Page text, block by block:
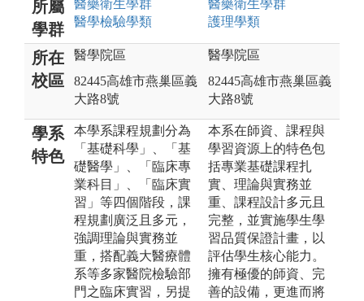
所屬
學群
醫藥衛生學群
醫學檢驗學類
醫藥衛生學群
護理學類
所在
校區
醫學院區
82445高雄市燕巢區義
大路8號
醫學院區
82445高雄市燕巢區義
大路8號
學系
特色
本學系課程規劃分為
「基礎科學」、「基
礎醫學」、「臨床專
業科目」、「臨床實
習」等四個階段，課
程規劃廣泛且多元，
強調理論與實務並
重，搭配義大醫療體
系等多家醫院檢驗部
門之臨床實習，另提
本系在師資、課程與
學習資源上的特色包
括專業基礎課程扎
實、理論與實務並
重、課程設計多元且
完整，並實施學生學
習品質保證計畫，以
評估學生核心能力。
擁有極優的師資、完
善的設備，更進而將